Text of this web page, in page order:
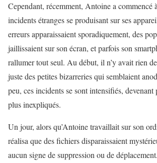
Cependant, récemment, Antoine a commencé
incidents étranges se produisant sur ses
erreurs apparaissaient sporadiquement, des
jaillissaient sur son écran, et parfois son
rallumer tout seul. Au début, il n’y avait rien
juste des petites bizarreries qui semblaient
peu, ces incidents se sont intensifiés,
plus inexpliqués.
Un jour, alors qu’Antoine travaillait sur son
réalisa que des fichiers disparaissaient
aucun signe de suppression ou de